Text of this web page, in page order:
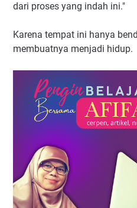
dari proses yang indah ini."
Karena tempat ini hanya
membuatnya menjadi hidup.